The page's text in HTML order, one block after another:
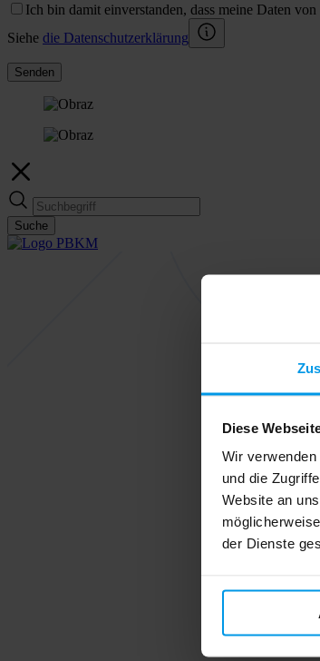
Diese
Wir
und die
Website an
der Dienste
Ich bin damit einverstanden, dass meine Daten
Siehe die Datenschutzerklärung
Senden
Suche